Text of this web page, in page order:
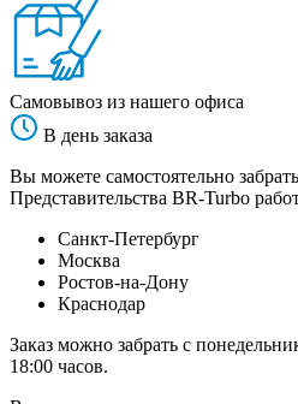
Самовывоз из нашего офиса
В день заказа
Вы можете самостоятельно
Представительства BR-Turbo
Санкт-Петербург
Москва
Ростов-на-Дону
Краснодар
Заказ можно забрать с
18:00 часов.